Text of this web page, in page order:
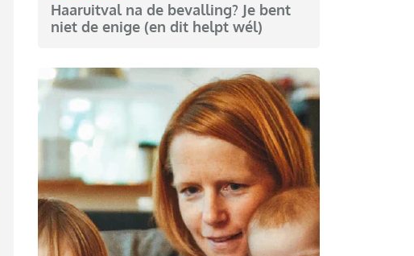
Haaruitval na de bevalling? Je bent
niet de enige (en dit helpt wél)